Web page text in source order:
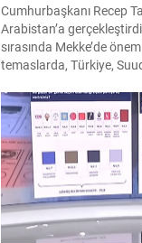
Cumhurbaşkanı Recep
Arabistan’a
sırasında Mekke’de
temaslarda, Türkiye,
birliği çerçevesi
çıktısı, üç ülkenin imza
Savunma Anlaşması
güvenlik yaklaşımıyla